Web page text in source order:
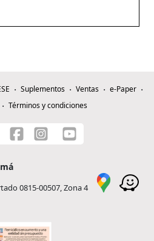
Suplementos Ventas
e-Paper
Términos y condiciones
0815-00507, Zona 4